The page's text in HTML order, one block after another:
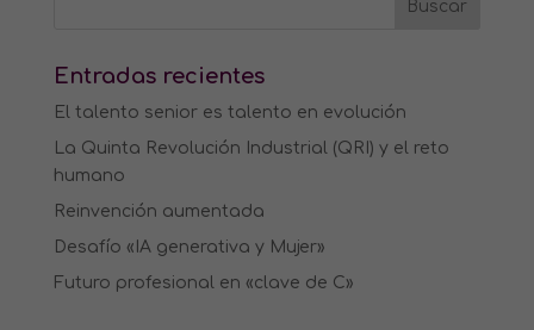
Entradas recientes
El talento senior es talento en evolución
La Quinta Revolución Industrial (QRI) y el reto
humano
Reinvención aumentada
Desafío «IA generativa y Mujer»
Futuro profesional en «clave de C»